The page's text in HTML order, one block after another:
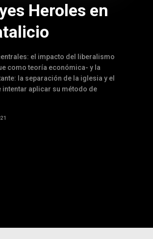
Heroles en
el impacto del liberalismo
como teoría económica- y la
la separación de la iglesia y el
intentar aplicar su método de